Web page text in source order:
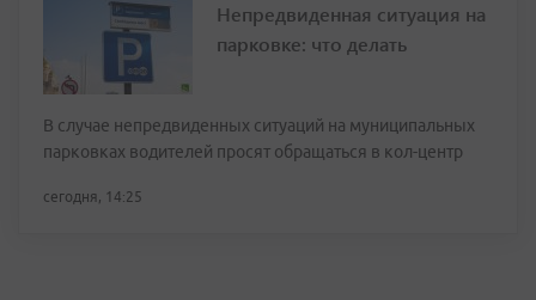
Непредвиденная ситуация на
парковке: что делать
В случае непредвиденных ситуаций на муниципальных
парковках водителей просят обращаться в кол-центр
сегодня, 14:25